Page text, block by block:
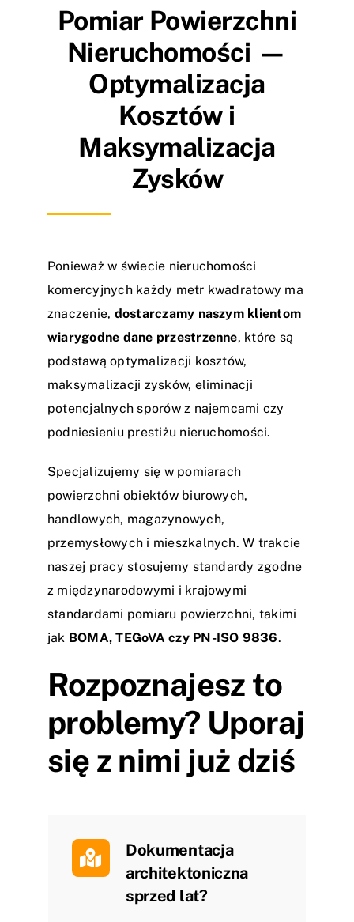
Kontakt
Pomiar Powierzchni
Nieruchomości —
Optymalizacja
Kosztów i
Maksymalizacja
Zysków
Ponieważ w świecie nieruchomości
komercyjnych każdy metr kwadratowy ma
znaczenie, dostarczamy naszym klientom
wiarygodne dane przestrzenne, które są
podstawą optymalizacji kosztów,
maksymalizacji zysków, eliminacji
potencjalnych sporów z najemcami czy
podniesieniu prestiżu nieruchomości.
Specjalizujemy się w pomiarach
powierzchni obiektów biurowych,
handlowych, magazynowych,
przemysłowych i mieszkalnych. W trakcie
naszej pracy stosujemy standardy zgodne
z międzynarodowymi i krajowymi
standardami pomiaru powierzchni, takimi
jak BOMA, TEGoVA czy PN-ISO 9836.
Rozpoznajesz to
problemy? Uporaj
się z nimi już dziś
Dokumentacja
architektoniczna
sprzed lat?